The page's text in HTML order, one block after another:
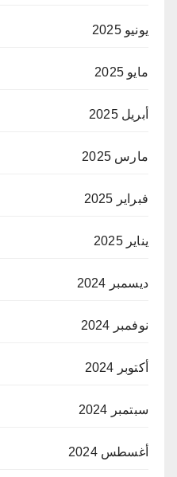
يونيو 2025
مايو 2025
أبريل 2025
مارس 2025
فبراير 2025
يناير 2025
ديسمبر 2024
نوفمبر 2024
أكتوبر 2024
سبتمبر 2024
أغسطس 2024